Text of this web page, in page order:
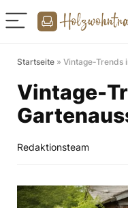
Startseite » Vintage-Trends
Vintage-
Redaktionsteam